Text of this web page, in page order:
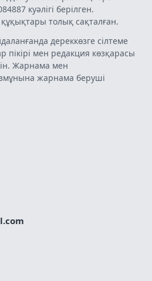
куәлігі берілген.
толық сақталған.
дереккөзге сілтеме
пікірі мен редакция көзқарасы
Жарнама мен
жарнама беруші